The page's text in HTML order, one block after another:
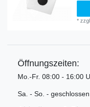
*
Öffnungszeiten:
Mo.-Fr. 08:00 - 16:00
Sa. - So. - geschlossen